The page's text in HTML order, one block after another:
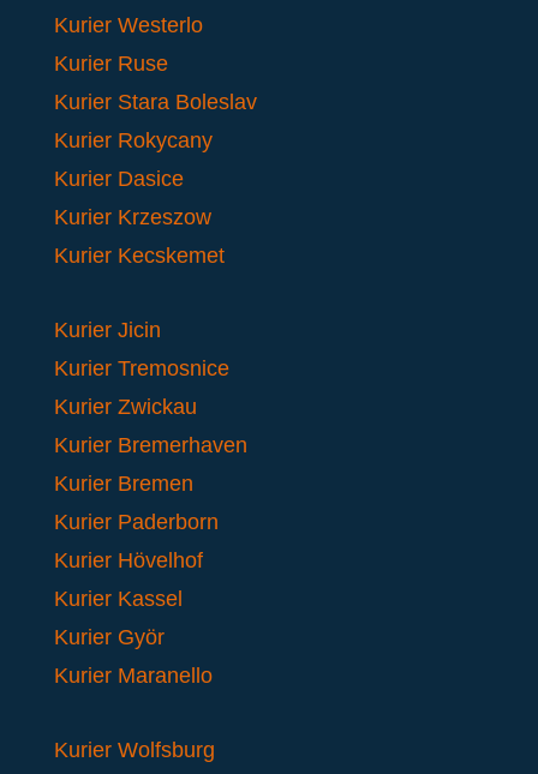
Kurier Westerlo
Kurier Ruse
Kurier Stara Boleslav
Kurier Rokycany
Kurier Dasice
Kurier Krzeszow
Kurier Kecskemet
Kurier Jicin
Kurier Tremosnice
Kurier Zwickau
Kurier Bremerhaven
Kurier Bremen
Kurier Paderborn
Kurier Hövelhof
Kurier Kassel
Kurier Györ
Kurier Maranello
Kurier Wolfsburg